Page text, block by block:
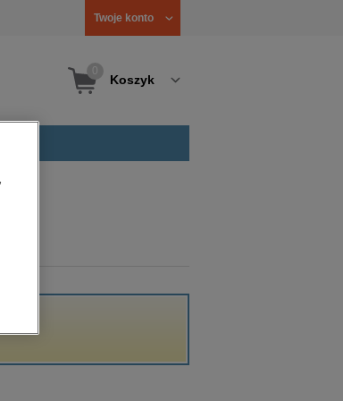
Twoje konto
Koszyk